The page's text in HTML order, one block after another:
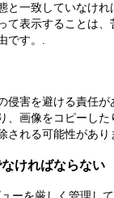
と一致していなけれ
て表示することは、
です。.
侵害を避ける責任が
、画像をコピーし
される可能性があり
ければならない